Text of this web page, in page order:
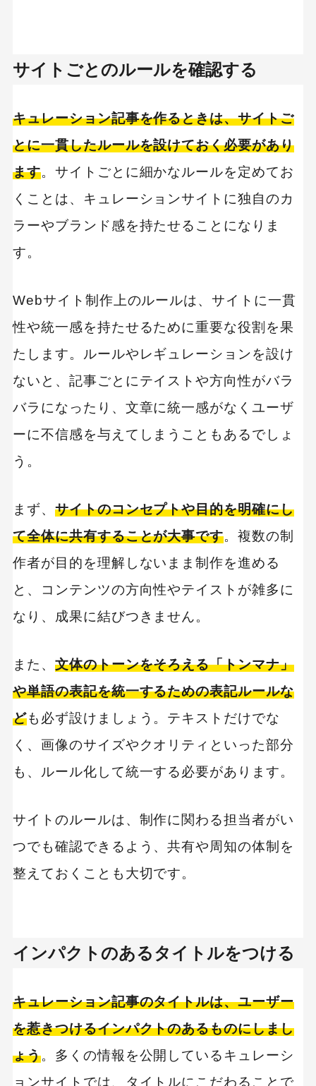
サイトごとのルールを確認する
キュレーション記事を作るときは、サイトご
とに一貫したルールを設けておく必要があり
ます。サイトごとに細かなルールを定めてお
くことは、キュレーションサイトに独自のカ
ラーやブランド感を持たせることになりま
す。
Webサイト制作上のルールは、サイトに一貫
性や統一感を持たせるために重要な役割を果
たします。ルールやレギュレーションを設け
ないと、記事ごとにテイストや方向性がバラ
バラになったり、文章に統一感がなくユーザ
ーに不信感を与えてしまうこともあるでしょ
う。
まず、 サイトのコンセプトや目的を明確にし
て全体に共有することが大事です。複数の制
作者が目的を理解しないまま制作を進める
と、コンテンツの方向性やテイストが雑多に
なり、成果に結びつきません。
また、 文体のトーンをそろえる「トンマナ」
や単語の表記を統一するための表記ルールな
ども必ず設けましょう。テキストだけでな
く、画像のサイズやクオリティといった部分
も、ルール化して統一する必要があります。
サイトのルールは、制作に関わる担当者がい
つでも確認できるよう、共有や周知の体制を
整えておくことも大切です。
インパクトのあるタイトルをつける
キュレーション記事のタイトルは、ユーザー
を惹きつけるインパクトのあるものにしまし
ょう。多くの情報を公開しているキュレーシ
ョンサイトでは、タイトルにこだわることで